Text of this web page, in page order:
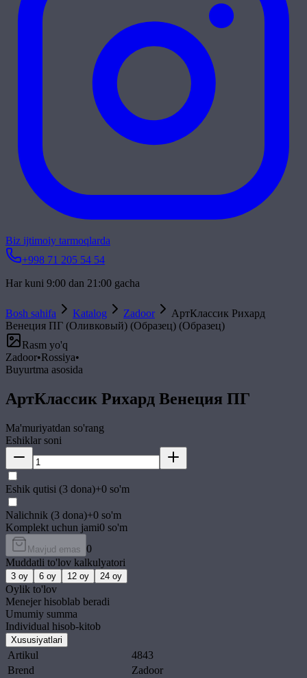
Biz ijtimoiy tarmoqlarda
+998 71 205 54 54
Har kuni 9:00 dan 21:00 gacha
Bosh sahifa Katalog Zadoor
АртКлассик Рихард
Венеция ПГ (Оливковый) (Образец) (Образец)
Rasm yo'q
Zadoor•Rossiya•
Buyurtma asosida
АртКлассик Рихард Венеция ПГ
Ma'muriyatdan so'rang
Eshiklar soni
Eshik qutisi (3 dona)+0 so'm
Nalichnik (3 dona)+0 so'm
Komplekt uchun jami0 so'm
Mavjud emas 0
Muddatli to'lov kalkulyatori
3 oy 6 oy 12 oy 24 oy
Oylik to'lov
Menejer hisoblab beradi
Umumiy summa
Individual hisob-kitob
Xususiyatlari
Artikul
4843
Brend
Zadoor